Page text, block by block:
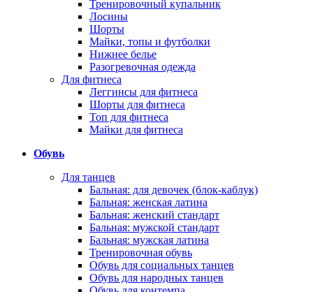
Тренировочный купальник
Лосины
Шорты
Майки, топы и футболки
Нижнее белье
Разогревочная одежда
Для фитнеса
Леггинсы для фитнеса
Шорты для фитнеса
Топ для фитнеса
Майки для фитнеса
Обувь
Для танцев
Бальная: для девочек (блок-каблук)
Бальная: женская латина
Бальная: женский стандарт
Бальная: мужской стандарт
Бальная: мужская латина
Тренировочная обувь
Обувь для социальных танцев
Обувь для народных танцев